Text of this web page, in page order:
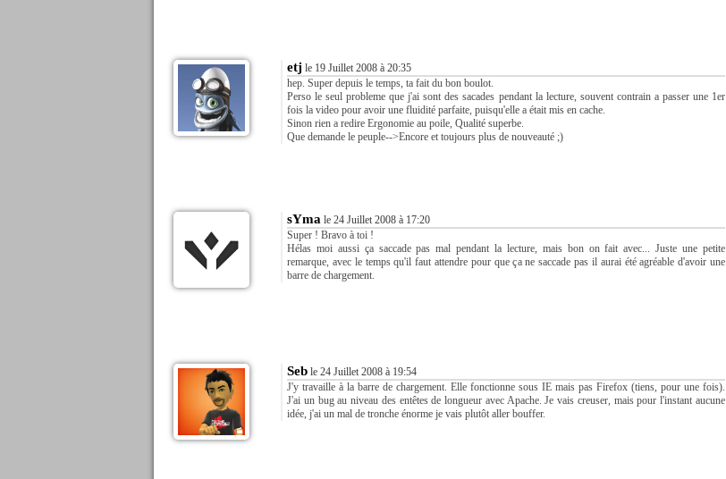
etj le 19 Juillet 2008 à 20:35
hep. Super depuis le temps, ta fait du bon boulot.
Perso le seul probleme que j'ai sont des sacades pendant la lecture, souvent contrain a passer une 1er
fois la video pour avoir une fluidité parfaite, puisqu'elle a était mis en cache.
Sinon rien a redire Ergonomie au poile, Qualité superbe.
Que demande le peuple-->Encore et toujours plus de nouveauté ;)
sYma le 24 Juillet 2008 à 17:20
Super ! Bravo à toi !
Hélas moi aussi ça saccade pas mal pendant la lecture, mais bon on fait avec... Juste une petite
remarque, avec le temps qu'il faut attendre pour que ça ne saccade pas il aurai été agréable d'avoir une
barre de chargement.
Seb le 24 Juillet 2008 à 19:54
J'y travaille à la barre de chargement. Elle fonctionne sous IE mais pas Firefox (tiens, pour une fois).
J'ai un bug au niveau des entêtes de longueur avec Apache. Je vais creuser, mais pour l'instant aucune
idée, j'ai un mal de tronche énorme je vais plutôt aller bouffer.